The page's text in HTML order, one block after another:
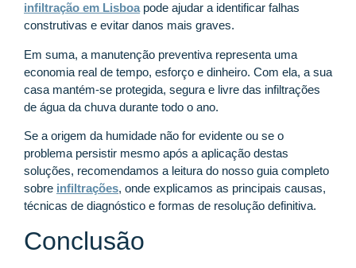
infiltração em Lisboapode ajudar a identificar falhas
construtivas e evitar danos mais graves.
Em suma, a manutenção preventiva representa uma
economia real de tempo, esforço e dinheiro. Com ela, a sua
casa mantém-se protegida, segura e livre das infiltrações
de água da chuva durante todo o ano.
Se a origem da humidade não for evidente ou se o
problema persistir mesmo após a aplicação destas
soluções, recomendamos a leitura do nosso guia completo
sobre infiltrações, onde explicamos as principais causas,
técnicas de diagnóstico e formas de resolução definitiva.
Conclusão